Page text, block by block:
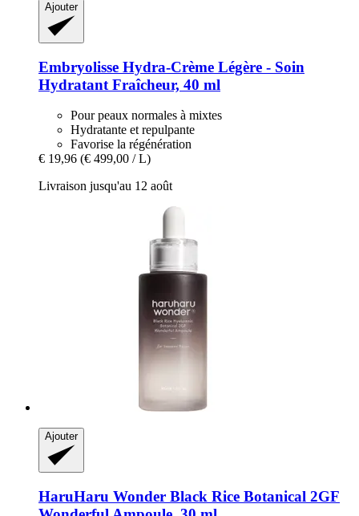
Ajouter
Embryolisse Hydra-​Crème Légère -​ Soin
Hydratant Fraîcheur, 40 ml
Pour peaux normales à mixtes
Hydratante et repulpante
Favorise la régénération
€ 19,96 (€ 499,00 / L)
Livraison jusqu'au 12 août
Ajouter
HaruHaru Wonder Black Rice Botanical 2GF